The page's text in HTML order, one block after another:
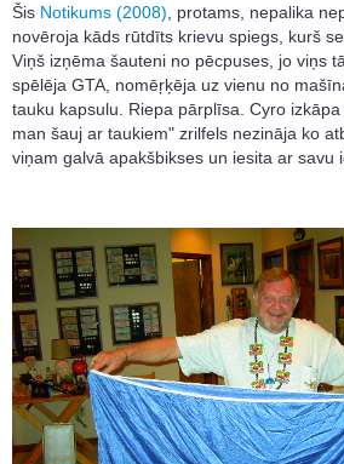
Šis Notikums (2008), protams, nepalika
novēroja kāds rūtdīts krievu spiegs, kurš
Viņš izņēma šauteni no pēcpuses, jo viņs
spēlēja GTA, nomēŗķēja uz vienu no
tauku kapsulu. Riepa pārplīsa. Cyro
man šauj ar taukiem" zrilfels nezināja ko
viņam galvā apakšbikses un iesita ar savu